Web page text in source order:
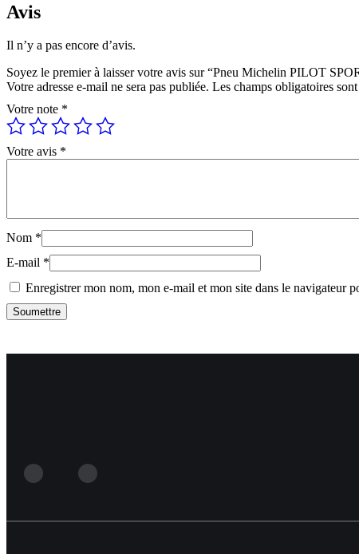
Avis
Il n’y a pas encore d’avis.
Soyez le premier à laisser votre avis sur “Pneu Michelin PILOT
Votre adresse e-mail ne sera pas publiée. Les champs obligatoires
Votre note *
Votre avis *
Nom *
E-mail *
Enregistrer mon nom, mon e-mail et mon site dans le navigateur